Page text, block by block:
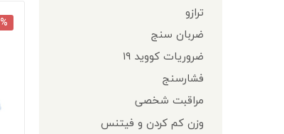
ترازو
ضربان سنج
ضروریات کووید ۱۹
فشارسنج
مراقبت شخصی
وزن کم کردن و فیتنس
-